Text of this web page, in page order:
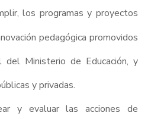
los programas y proyectos
pedagógica promovidos
Ministerio de Educación, y
y privadas.
y evaluar las acciones de